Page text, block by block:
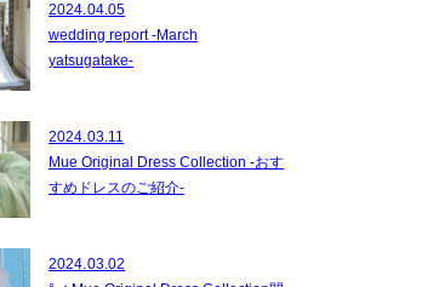
2024.04.05
wedding report -March
yatsugatake-
2024.03.11
Mue Original Dress Collection -おす
すめドレスのご紹介-
2024.03.02